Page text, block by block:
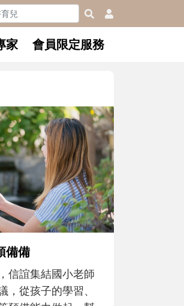
家 會員限定服務
長大的那個男人│讀
同模樣
就擅長當爸爸！男人總是
前所未有」的體驗中，跟
長大。從給予安全感的肢
獨立自主、角色認同及解
力養成。爸爸正嘗試用不
參與孩子每個重要的成長